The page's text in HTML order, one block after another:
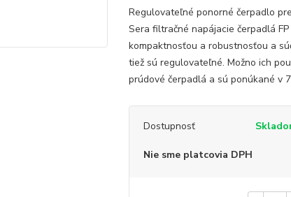
Regulovateľné ponorné čerpadlo
Sera filtračné napájacie čerpadlá
kompaktnosťou a robustnosťou a
tiež sú regulovateľné. Možno ich
prúdové čerpadlá a sú ponúkané v
Dostupnosť
Nie sme platcovia DPH